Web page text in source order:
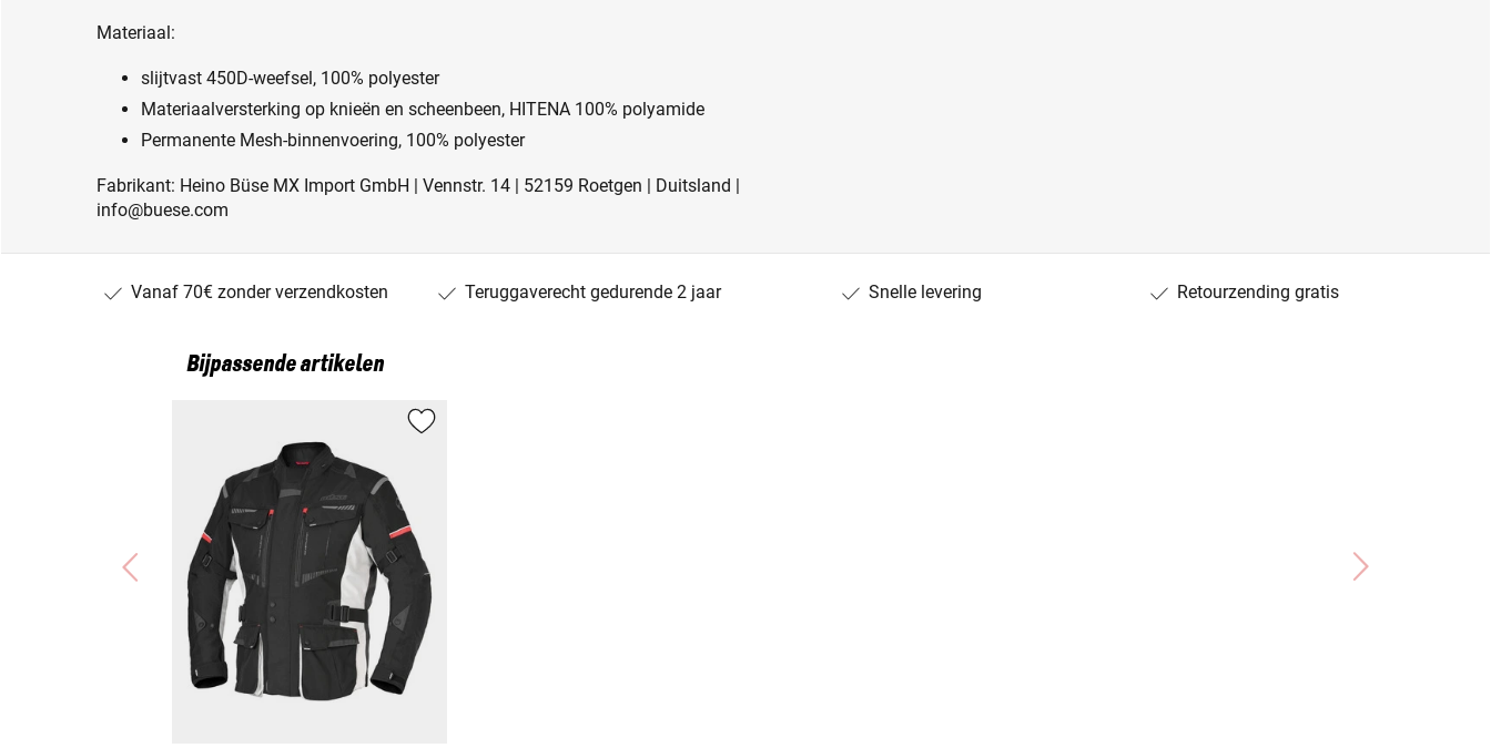
Materiaal:
slijtvast 450D-weefsel, 100% polyester
Materiaalversterking op knieën en scheenbeen, HITENA 100% polyamide
Permanente Mesh-binnenvoering, 100% polyester
Fabrikant: Heino Büse MX Import GmbH | Vennstr. 14 | 52159 Roetgen | Duitsland |
info@buese.com
Vanaf 70€ zonder verzendkosten Teruggaverecht gedurende 2 jaar Snelle levering Retourzending gratis
Bijpassende artikelen